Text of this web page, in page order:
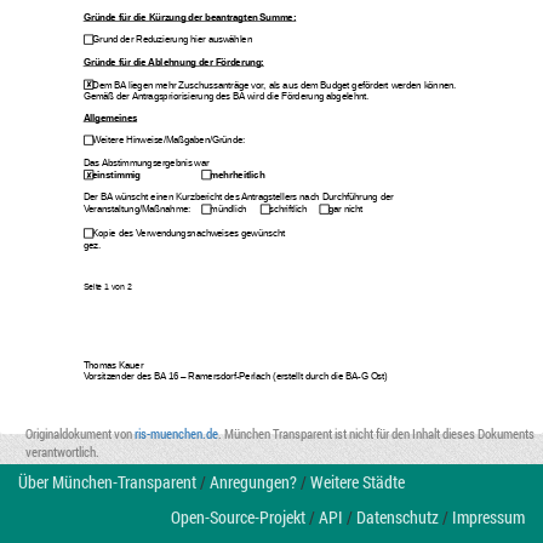
Gründe für die Kürzung der beantragten Summe:
Grund der Reduzierung hier auswählen
Gründe für die Ablehnung der Förderung:
Dem BA liegen mehr Zuschussanträge vor, als aus dem Budget gefördert werden können.
Gemäß der Antragspriorisierung des BA wird die Förderung abgelehnt.
Allgemeines
Weitere Hinweise/Maßgaben/Gründe:
Das Abstimmungsergebnis war
einstimmig
mehrheitlich
Der BA wünscht einen Kurzbericht des Antragstellers nach Durchführung der
Veranstaltung/Maßnahme:
mündlich schriftlich gar nicht
Kopie des Verwendungsnachweises gewünscht
gez.
Seite 1 von 2
Thomas Kauer
Vorsitzender des BA 16 – Ramersdorf-Perlach (erstellt durch die BA-G Ost)
Originaldokument vonris-muenchen.de. München Transparent ist nicht für den Inhalt dieses Dokuments
verantwortlich.
Über München-Transparent/Anregungen?/Weitere Städte
Open-Source-Projekt/API / Datenschutz/ Impressum